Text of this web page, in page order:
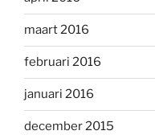
maart 2016
februari 2016
januari 2016
december 2015